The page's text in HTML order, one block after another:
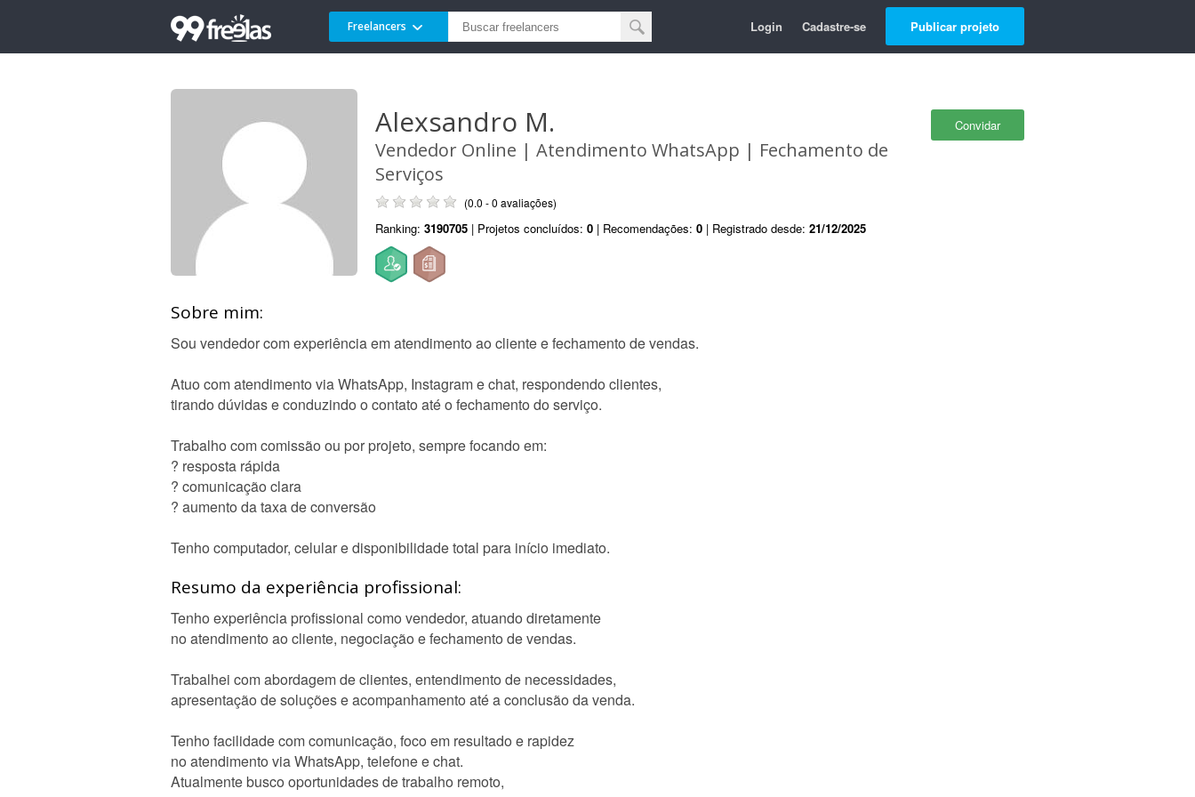
Freelancers Login Cadastre-se Publicar projeto
Convidar
Alexsandro M.
Vendedor Online | Atendimento WhatsApp | Fechamento de
Serviços
(0.0 - 0 avaliações)
Ranking: 3190705 | Projetos concluídos: 0 | Recomendações: 0 | Registrado desde: 21/12/2025
Sobre mim:
Sou vendedor com experiência em atendimento ao cliente e fechamento de vendas.
Atuo com atendimento via WhatsApp, Instagram e chat, respondendo clientes,
tirando dúvidas e conduzindo o contato até o fechamento do serviço.
Trabalho com comissão ou por projeto, sempre focando em:
? resposta rápida
? comunicação clara
? aumento da taxa de conversão
Tenho computador, celular e disponibilidade total para início imediato.
Resumo da experiência profissional:
Tenho experiência profissional como vendedor, atuando diretamente
no atendimento ao cliente, negociação e fechamento de vendas.
Trabalhei com abordagem de clientes, entendimento de necessidades,
apresentação de soluções e acompanhamento até a conclusão da venda.
Tenho facilidade com comunicação, foco em resultado e rapidez
no atendimento via WhatsApp, telefone e chat.
Atualmente busco oportunidades de trabalho remoto,